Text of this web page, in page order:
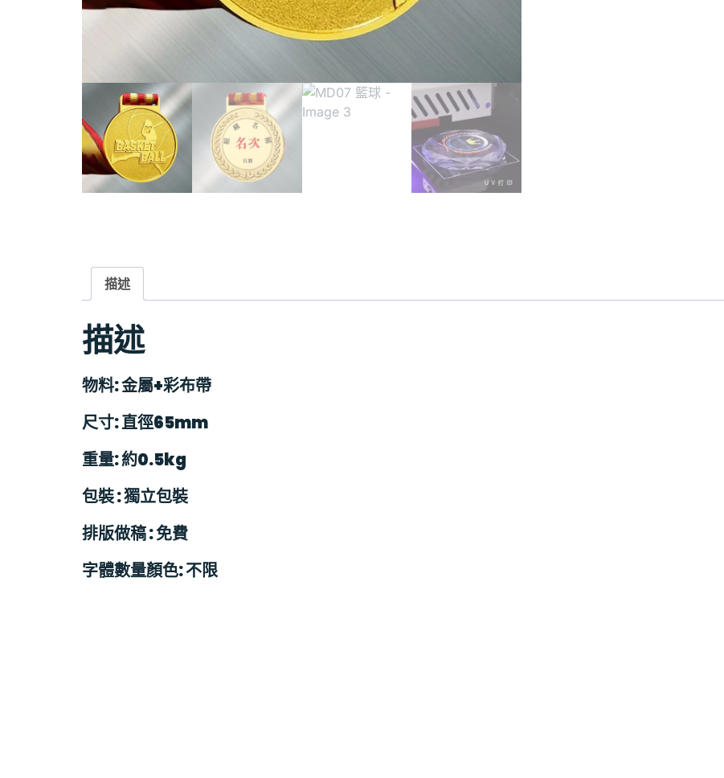
描述
描述
物料:金屬+彩布帶
尺寸: 直徑65mm
重量:約0.5kg
包裝:獨立包裝
排版做稿:免費
字體數量顏色: 不限